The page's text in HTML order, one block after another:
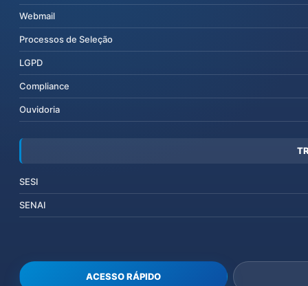
Webmail
Processos de Seleção
LGPD
Compliance
Ouvidoria
SESI
SENAI
ACESSO RÁPIDO